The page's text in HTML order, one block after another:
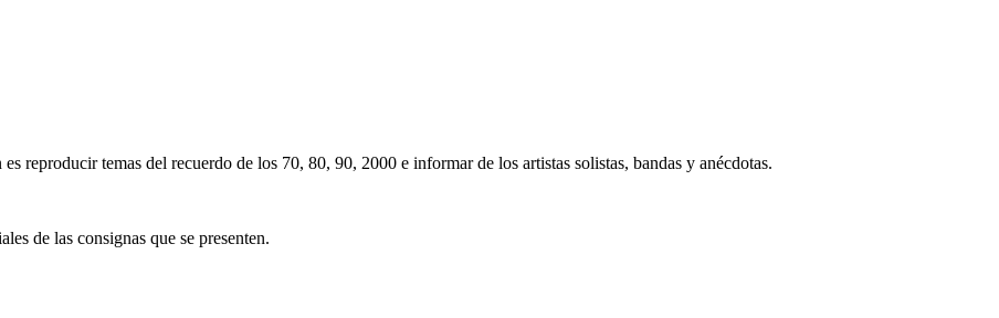
reproducir temas del recuerdo de los 70, 80, 90, 2000 e informar de los artistas solistas, bandas y anécdotas.
de las consignas que se presenten.